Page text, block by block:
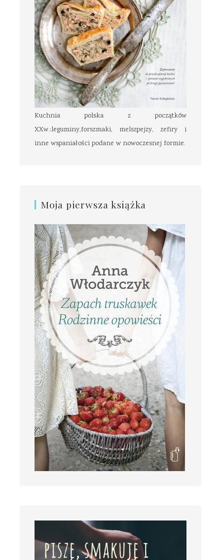
Kuchnia polska z początków
XXw.:leguminy,forszmaki, melszpejzy, zefiry i
inne wspaniałości podane w nowoczesnej formie.
Moja pierwsza książka